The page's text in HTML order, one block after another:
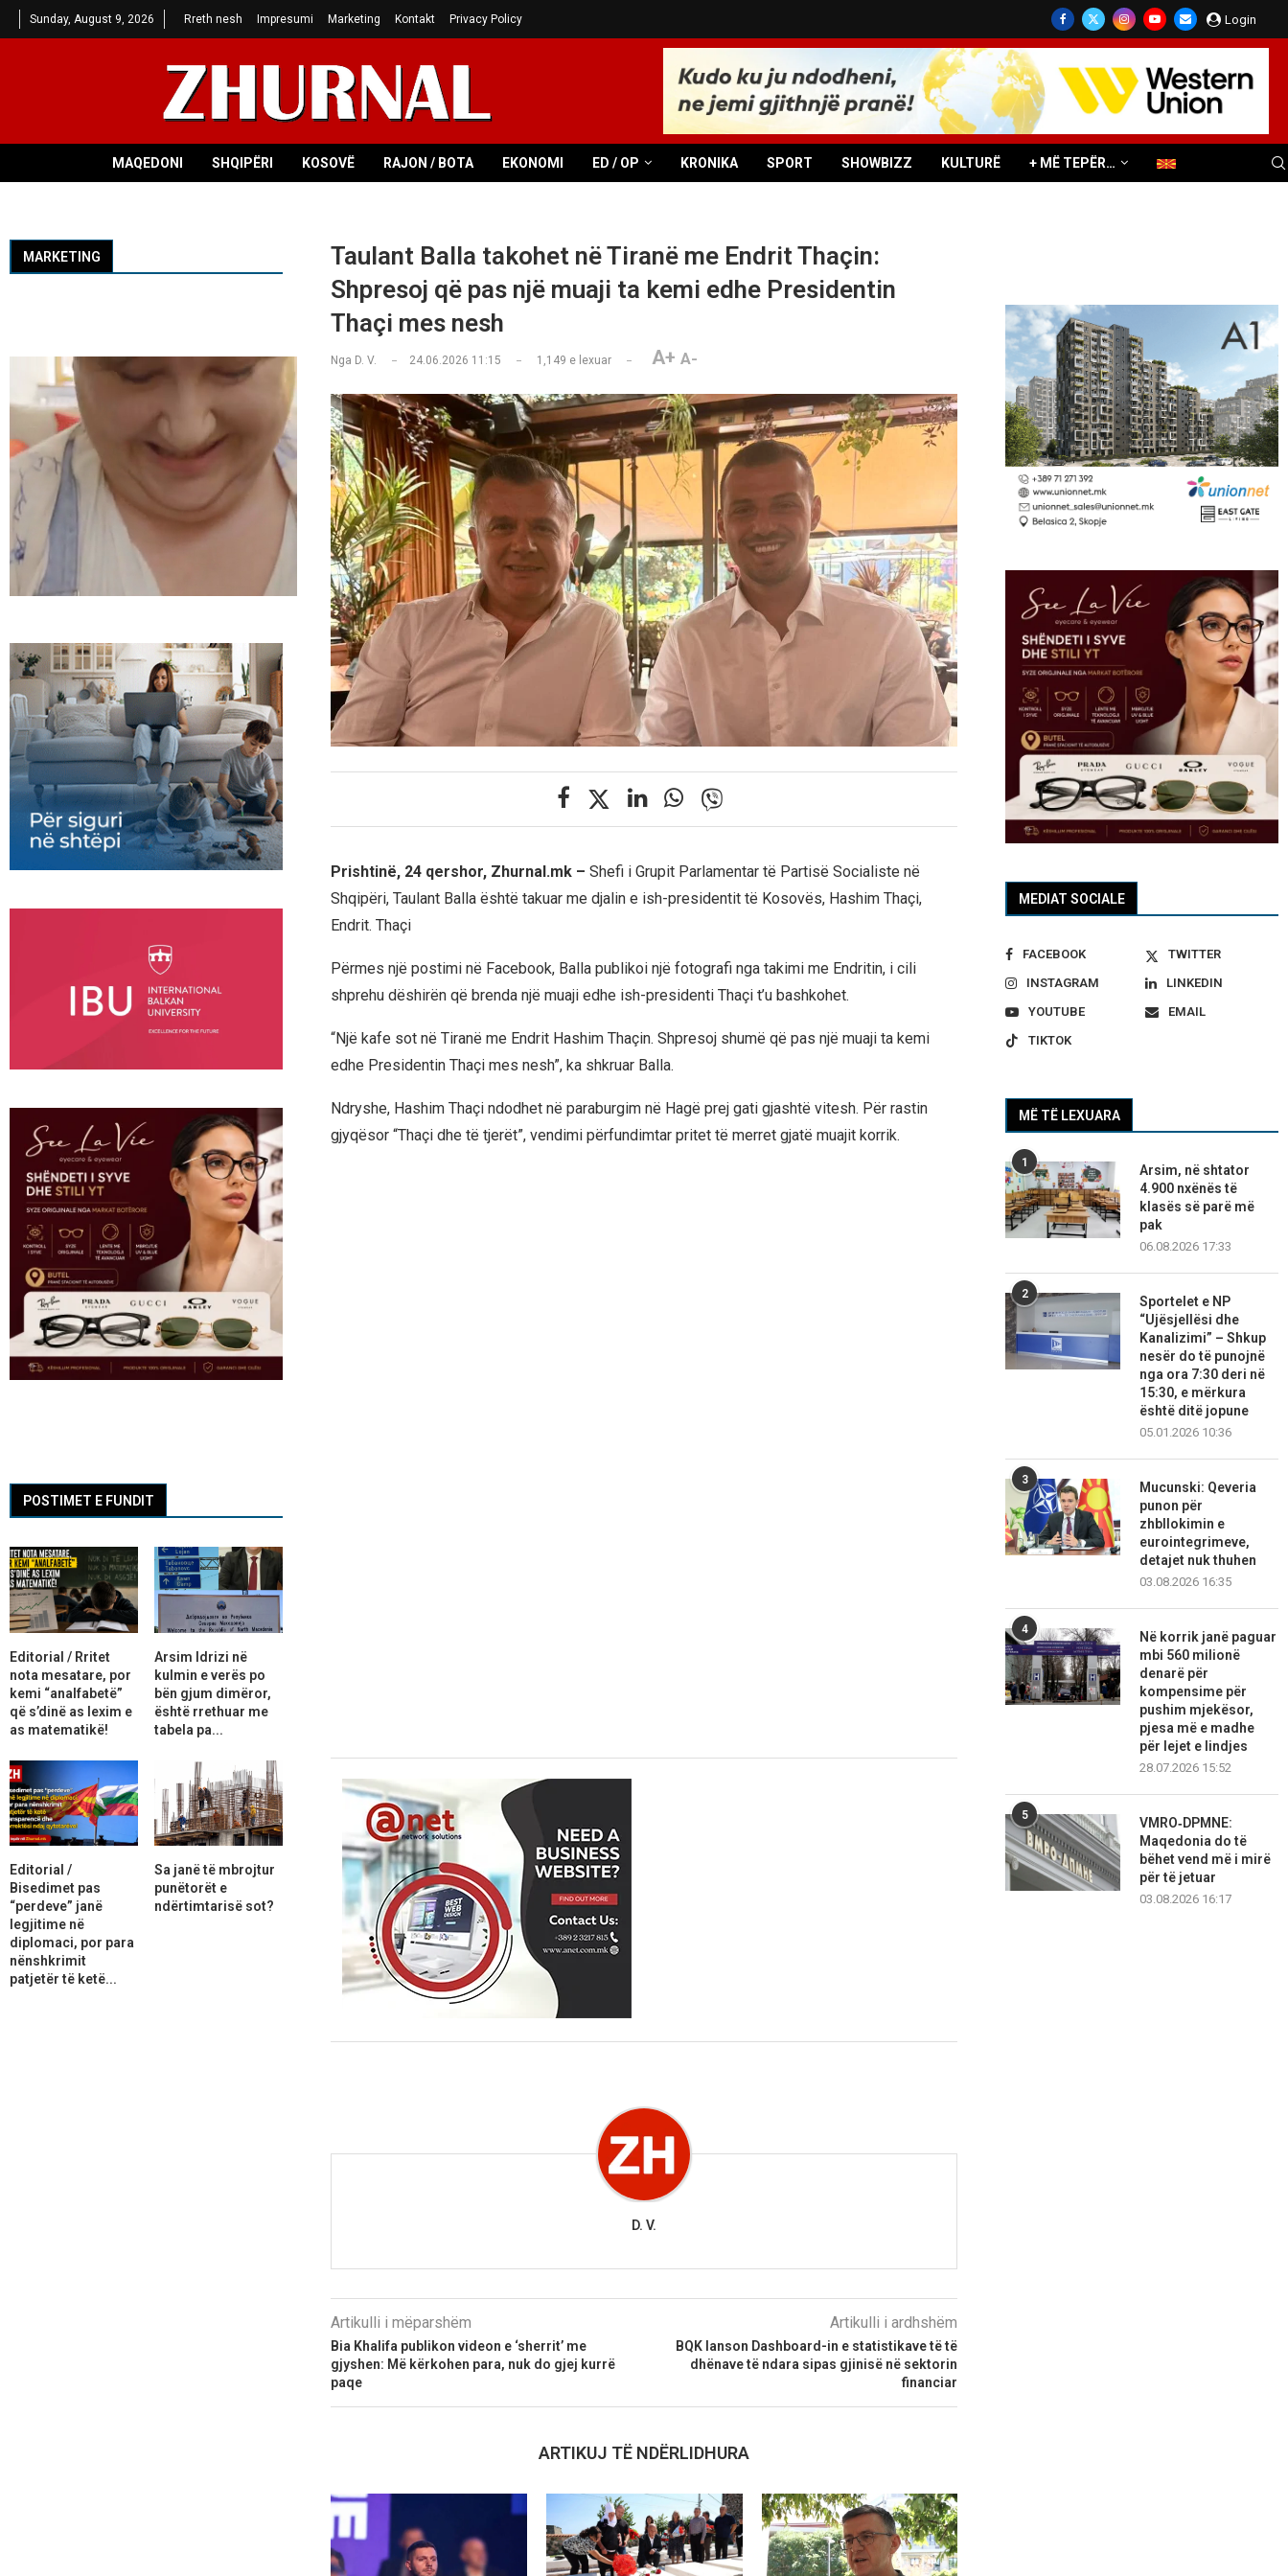
Sunday, August 9, 2026 Rreth nesh Impresumi Marketing Kontakt Privacy Policy Login
MAQEDONI SHQIPËRI KOSOVË RAJON / BOTA EKONOMI ED / OP KRONIKA SPORT SHOWBIZZ KULTURË + MË TEPËR…
Taulant Balla takohet në Tiranë me Endrit Thaçin:
Shpresoj që pas një muaji ta kemi edhe Presidentin
Thaçi mes nesh
Nga D. V. 24.06.2026 11:15 1,149 e lexuar A+ A-
Prishtinë, 24 qershor, Zhurnal.mk – Shefi i Grupit Parlamentar të Partisë Socialiste në
Shqipëri, Taulant Balla është takuar me djalin e ish-presidentit të Kosovës, Hashim Thaçi,
Endrit. Thaçi
Përmes një postimi në Facebook, Balla publikoi një fotografi nga takimi me Endritin, i cili
shprehu dëshirën që brenda një muaji edhe ish-presidenti Thaçi t’u bashkohet.
“Një kafe sot në Tiranë me Endrit Hashim Thaçin. Shpresoj shumë që pas një muaji ta kemi
edhe Presidentin Thaçi mes nesh”, ka shkruar Balla.
Ndryshe, Hashim Thaçi ndodhet në paraburgim në Hagë prej gati gjashtë vitesh. Për rastin
gjyqësor “Thaçi dhe të tjerët”, vendimi përfundimtar pritet të merret gjatë muajit korrik.
D. V.
Artikulli i mëparshëm
Bia Khalifa publikon videon e ‘sherrit’ me
gjyshen: Më kërkohen para, nuk do gjej kurrë
paqe
Artikulli i ardhshëm
BQK lanson Dashboard-in e statistikave të të
dhënave të ndara sipas gjinisë në sektorin
financiar
ARTIKUJ TË NDËRLIDHURA
MEDIAT SOCIALE
FACEBOOK
TWITTER
INSTAGRAM
LINKEDIN
YOUTUBE
EMAIL
TIKTOK
MË TË LEXUARA
1
Arsim, në shtator
4.900 nxënës të
klasës së parë më
pak
06.08.2026 17:33
2
Sportelet e NP
“Ujësjellësi dhe
Kanalizimi” – Shkup
nesër do të punojnë
nga ora 7:30 deri në
15:30, e mërkura
është ditë jopune
05.01.2026 10:36
3
Mucunski: Qeveria
punon për
zhbllokimin e
eurointegrimeve,
detajet nuk thuhen
03.08.2026 16:35
4
Në korrik janë paguar
mbi 560 milionë
denarë për
kompensime për
pushim mjekësor,
pjesa më e madhe
për lejet e lindjes
28.07.2026 15:52
5
VMRO‑DPMNE:
Maqedonia do të
bëhet vend më i mirë
për të jetuar
03.08.2026 16:17
MARKETING
POSTIMET E FUNDIT
Editorial / Rritet
nota mesatare, por
kemi “analfabetë”
që s’dinë as lexim e
as matematikë!
Arsim Idrizi në
kulmin e verës po
bën gjum dimëror,
është rrethuar me
tabela pa...
Editorial /
Bisedimet pas
“perdeve” janë
legjitime në
diplomaci, por para
nënshkrimit
patjetër të ketë...
Sa janë të mbrojtur
punëtorët e
ndërtimtarisë sot?